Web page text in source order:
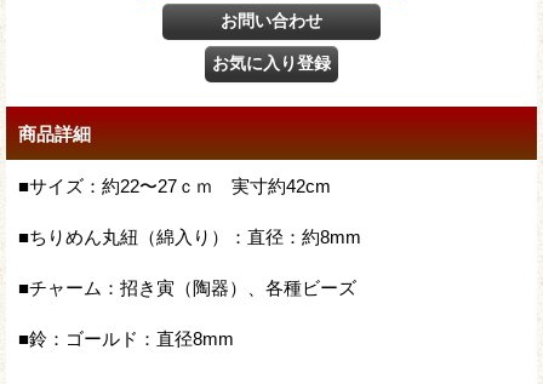
商品詳細
■サイズ：約22〜27ｃｍ 実寸約42cm
■ちりめん丸紐（綿入り）：直径：約8mm
■チャーム：招き寅（陶器）、各種ビーズ
■鈴：ゴールド：直径8mm